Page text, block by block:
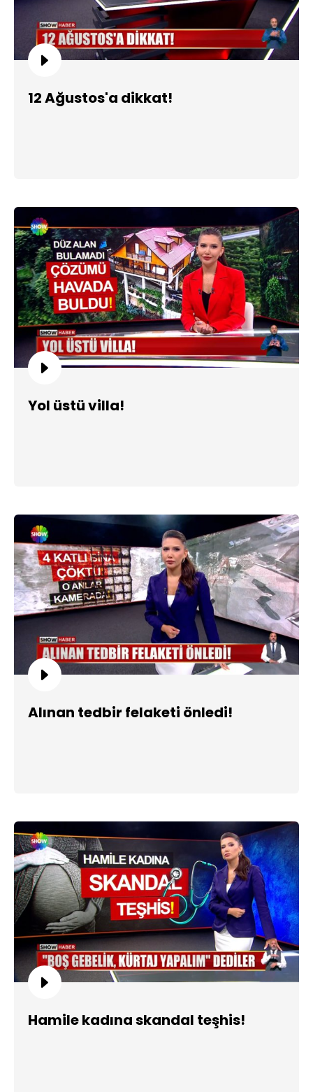
12 Ağustos'a dikkat!
Yol üstü villa!
Alınan tedbir felaketi önledi!
Hamile kadına skandal teşhis!